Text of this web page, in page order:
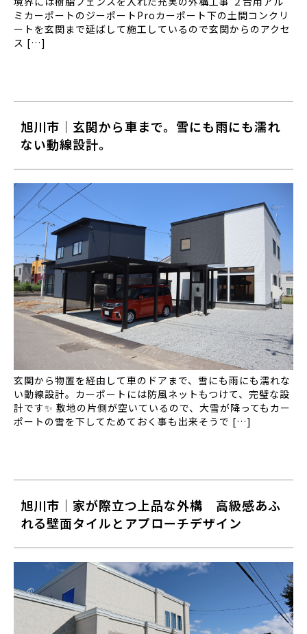
ミカーポートのジーポートProカーポート下の土間コンクリ
ートを玄関まで延ばして施工しているので玄関からのアクセ
ス […]
旭川市｜玄関から車まで。雪にも雨にも濡れ
ない動線設計。
玄関から物置を経由して車のドアまで、雪にも雨にも濡れな
い動線設計。カーポートには防風ネットもつけて、完璧な設
計です✨ 敷地の片側が空いているので、大雪が降ってもカー
ポートの雪を下してためておく事も出来そうで […]
旭川市｜家が際立つ上品な外構 高級感あふ
れる壁面タイルとアプローチデザイン